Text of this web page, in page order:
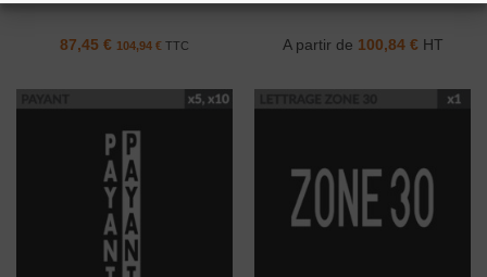
87,45 € 104,94 € TTC A partir de 100,84 €HT